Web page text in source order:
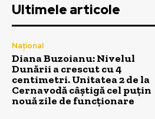
Ultimele articole
Național
Diana Buzoianu: Nivelul
Dunării a crescut cu 4
centimetri. Unitatea 2 de la
Cernavodă câștigă cel puțin
nouă zile de funcționare